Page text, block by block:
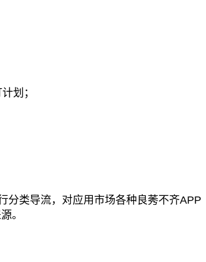
划；
类导流，对应用市场各种良莠不齐APP
。